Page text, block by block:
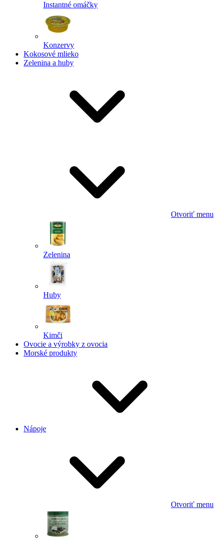
Instantné omáčky
Konzervy
Kokosové mlieko
Zelenina a huby
Otvoriť menu
Zelenina
Huby
Kimči
Ovocie a výrobky z ovocia
Morské produkty
Nápoje
Otvoriť menu